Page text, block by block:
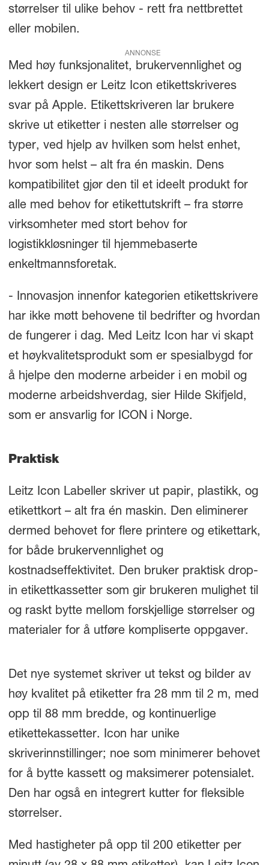
størrelser til ulike behov - rett fra nettbrettet
eller mobilen.
ANNONSE
Med høy funksjonalitet, brukervennlighet og
lekkert design er Leitz Icon etikettskriveres
svar på Apple. Etikettskriveren lar brukere
skrive ut etiketter i nesten alle størrelser og
typer, ved hjelp av hvilken som helst enhet,
hvor som helst – alt fra én maskin. Dens
kompatibilitet gjør den til et ideelt produkt for
alle med behov for etikettutskrift – fra større
virksomheter med stort behov for
logistikkløsninger til hjemmebaserte
enkeltmannsforetak.
- Innovasjon innenfor kategorien etikettskrivere
har ikke møtt behovene til bedrifter og hvordan
de fungerer i dag. Med Leitz Icon har vi skapt
et høykvalitetsprodukt som er spesialbygd for
å hjelpe den moderne arbeider i en mobil og
moderne arbeidshverdag, sier Hilde Skifjeld,
som er ansvarlig for ICON i Norge.
Praktisk
Leitz Icon Labeller skriver ut papir, plastikk, og
etikettkort – alt fra én maskin. Den eliminerer
dermed behovet for flere printere og etikettark,
for både brukervennlighet og
kostnadseffektivitet. Den bruker praktisk drop-
in etikettkassetter som gir brukeren mulighet til
og raskt bytte mellom forskjellige størrelser og
materialer for å utføre kompliserte oppgaver.
Det nye systemet skriver ut tekst og bilder av
høy kvalitet på etiketter fra 28 mm til 2 m, med
opp til 88 mm bredde, og kontinuerlige
etikettekassetter. Icon har unike
skriverinnstillinger; noe som minimerer behovet
for å bytte kassett og maksimerer potensialet.
Den har også en integrert kutter for fleksible
størrelser.
Med hastigheter på opp til 200 etiketter per